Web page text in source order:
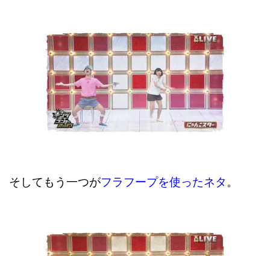
そしてもう一つがフラフープを使ったネタ 。